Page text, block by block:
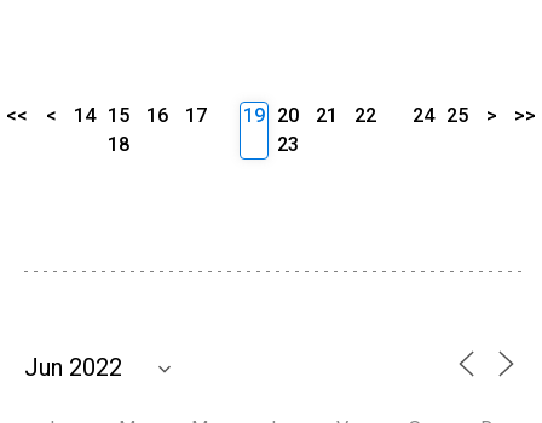
<< < 14 15 16
17
18
19 20 21
22
23
24 25 > >>